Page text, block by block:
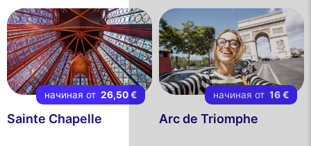
начиная от 26,50 €
Sainte Chapelle
начиная от 16 €
Arc de Triomphe